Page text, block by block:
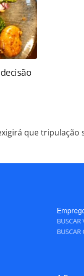
que tripulação
BUSCAR
BUSCAR